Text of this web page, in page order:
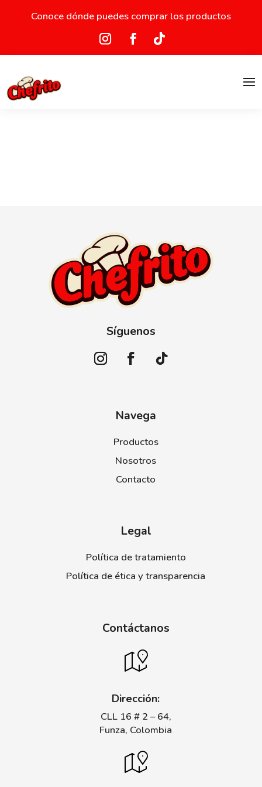
Conoce dónde puedes comprar los productos
Síguenos
Navega
Productos
Nosotros
Contacto
Legal
Política de tratamiento
Política de ética y transparencia
Contáctanos
Dirección:
CLL 16 # 2 – 64,
Funza, Colombia